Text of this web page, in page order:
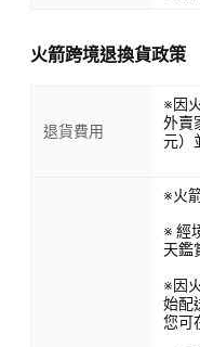
火箭跨境退換貨政策
退貨費用
※因
外賣
元）
※火
※ 經
天鑑
※因
始配
您可